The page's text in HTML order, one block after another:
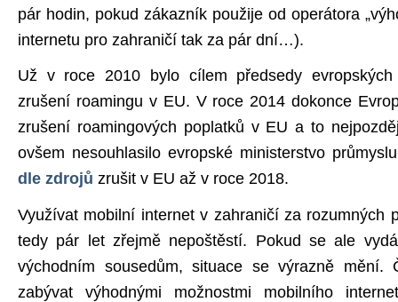
pár hodin, pokud zákazník použije od operátora
internetu pro zahraničí tak za pár dní…).
Už v roce 2010 bylo cílem předsedy
zrušení roamingu v EU. V roce 2014 dokonce
zrušení roamingových poplatků v EU a to
ovšem nesouhlasilo evropské ministerstvo
dle zdrojů zrušit v EU až v roce 2018.
Využívat mobilní internet v zahraničí za rozumných
tedy pár let zřejmě nepoštěstí. Pokud se ale
východním sousedům, situace se výrazně mění.
zabývat výhodnými možnostmi mobilního